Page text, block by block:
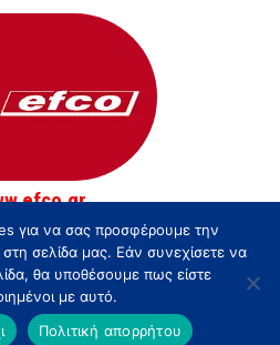
Κήπος και Δάσος 2026
για να σας προσφέρουμε την
σελίδα μας. Εάν συνεχίσετε να
θα υποθέσουμε πως είστε
με αυτό.
Πολιτική απορρήτου